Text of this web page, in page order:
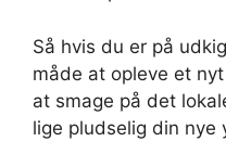
Så hvis du er på
måde at opleve et
at smage på det
lige pludselig din nye